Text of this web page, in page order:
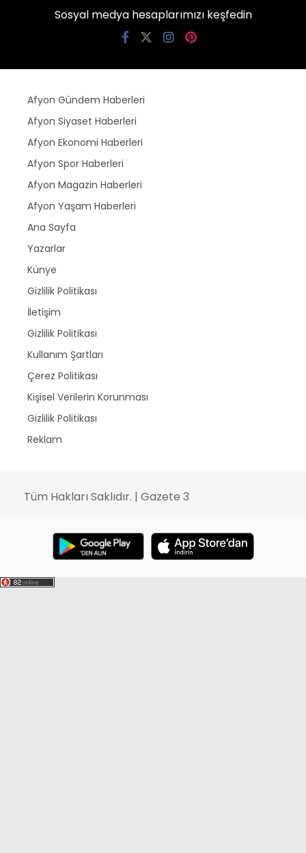
Sosyal medya hesaplarımızı keşfedin
Afyon Gündem Haberleri
Afyon Siyaset Haberleri
Afyon Ekonomi Haberleri
Afyon Spor Haberleri
Afyon Magazin Haberleri
Afyon Yaşam Haberleri
Ana Sayfa
Yazarlar
Künye
Gizlilik Politikası
İletişim
Gizlilik Politikası
Kullanım Şartları
Çerez Politikası
Kişisel Verilerin Korunması
Gizlilik Politikası
Reklam
Tüm Hakları Saklıdır. | Gazete 3